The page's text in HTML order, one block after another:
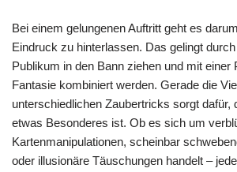
Bei einem gelungenen Auftritt geht es
Eindruck zu hinterlassen. Das gelingt
Publikum in den Bann ziehen und mit einer
Fantasie kombiniert werden. Gerade die
unterschiedlichen Zaubertricks sorgt dafür,
etwas Besonderes ist. Ob es sich um
Kartenmanipulationen, scheinbar
oder illusionäre Täuschungen handelt –